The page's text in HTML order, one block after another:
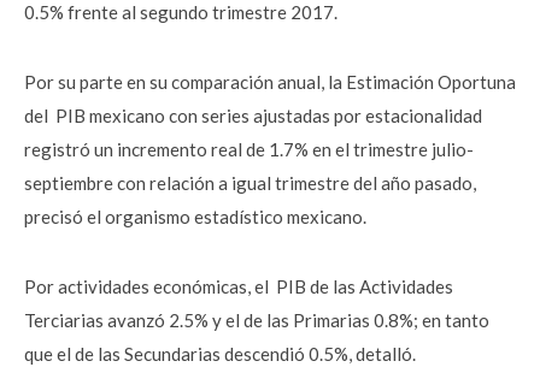
0.5% frente al segundo trimestre 2017.
Por su parte en su comparación anual, la Estimación Oportuna
del PIB mexicano con series ajustadas por estacionalidad
registró un incremento real de 1.7% en el trimestre julio-
septiembre con relación a igual trimestre del año pasado,
precisó el organismo estadístico mexicano.
Por actividades económicas, el PIB de las Actividades
Terciarias avanzó 2.5% y el de las Primarias 0.8%; en tanto
que el de las Secundarias descendió 0.5%, detalló.